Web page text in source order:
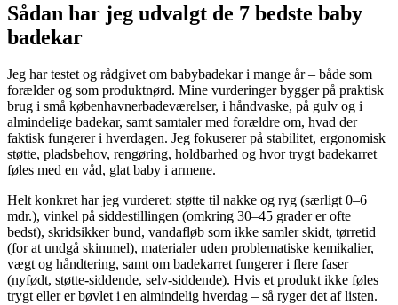
Sådan har jeg udvalgt de 7 bedste baby
badekar
Jeg har testet og rådgivet om babybadekar i mange år – både som
forælder og som produktnørd. Mine vurderinger bygger på praktisk
brug i små københavnerbadeværelser, i håndvaske, på gulv og i
almindelige badekar, samt samtaler med forældre om, hvad der
faktisk fungerer i hverdagen. Jeg fokuserer på stabilitet, ergonomisk
støtte, pladsbehov, rengøring, holdbarhed og hvor trygt badekarret
føles med en våd, glat baby i armene.
Helt konkret har jeg vurderet: støtte til nakke og ryg (særligt 0–6
mdr.), vinkel på siddestillingen (omkring 30–45 grader er ofte
bedst), skridsikker bund, vandafløb som ikke samler skidt, tørretid
(for at undgå skimmel), materialer uden problematiske kemikalier,
vægt og håndtering, samt om badekarret fungerer i flere faser
(nyfødt, støtte-siddende, selv-siddende). Hvis et produkt ikke føles
trygt eller er bøvlet i en almindelig hverdag – så ryger det af listen.